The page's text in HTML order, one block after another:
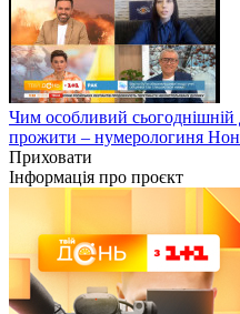
Чим особливий сьогоднішній
прожити – нумерологиня
Приховати
Інформація про проєкт